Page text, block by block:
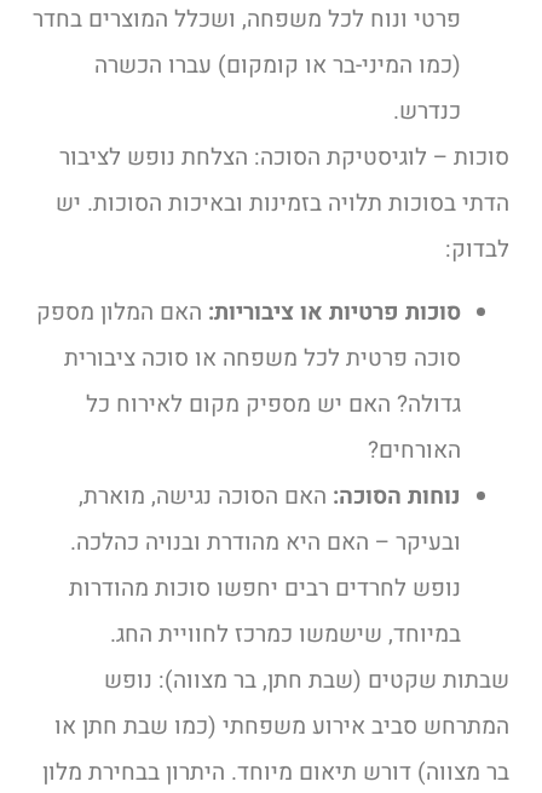
פרטי ונוח לכל משפחה, ושכלל המוצרים בחדר
(כמו המיני-בר או קומקום) עברו הכשרה
כנדרש.
סוכות – לוגיסטיקת הסוכה: הצלחת נופש לציבור
הדתי בסוכות תלויה בזמינות ובאיכות הסוכות. יש
לבדוק:
סוכות פרטיות או ציבוריות: האם המלון מספק
סוכה פרטית לכל משפחה או סוכה ציבורית
גדולה? האם יש מספיק מקום לאירוח כל
האורחים?
נוחות הסוכה: האם הסוכה נגישה, מוארת,
ובעיקר – האם היא מהודרת ובנויה כהלכה.
נופש לחרדים רבים יחפשו סוכות מהודרות
במיוחד, שישמשו כמרכז לחוויית החג.
שבתות שקטים (שבת חתן, בר מצווה): נופש
המתרחש סביב אירוע משפחתי (כמו שבת חתן או
בר מצווה) דורש תיאום מיוחד. היתרון בבחירת מלון